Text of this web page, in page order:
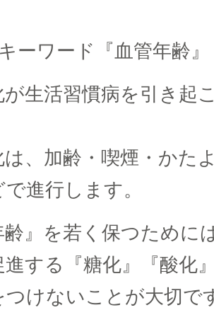
ーワード『血管年齢』
が生活習慣病を引き起
は、加齢・喫煙・かた
進行します。
齢』を若く保つために
進する『糖化』『酸化
つけないことが大切で